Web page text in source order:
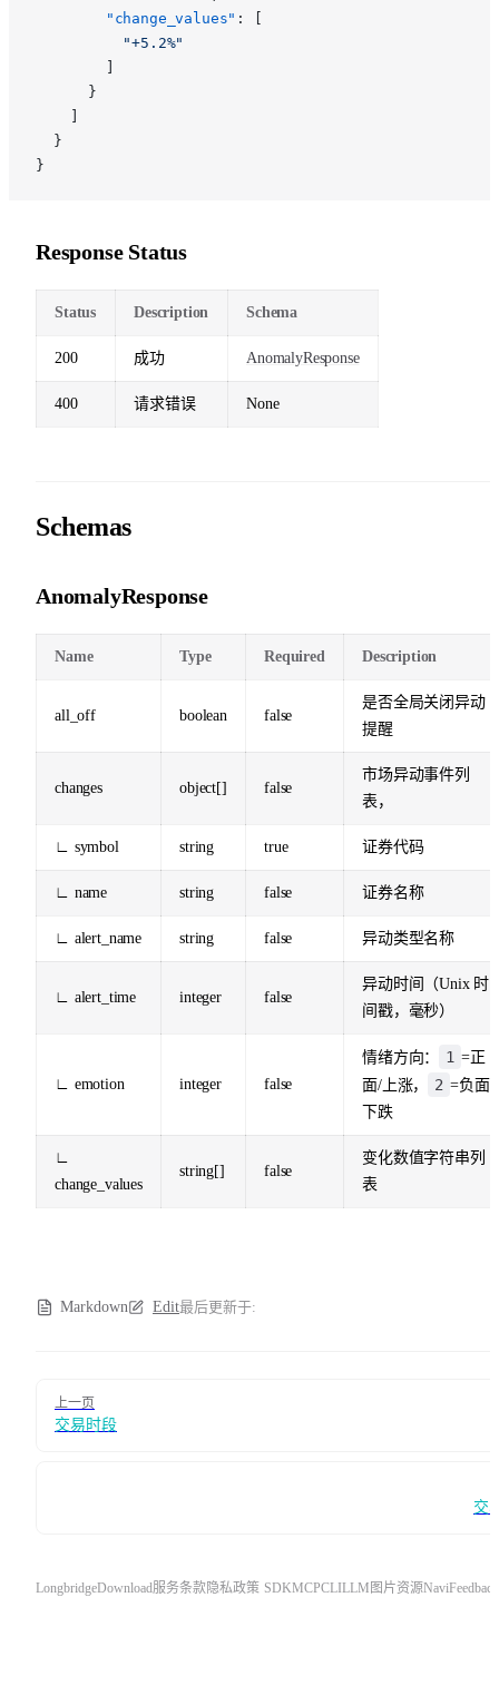
        "change_values"
: [
          "+5.2%"
        ]
      }
    ]
  }
}
Response Status
Status Description Schema
200 成功 AnomalyResponse
400 请求错误 None
Schemas
AnomalyResponse
Name Type Required Description
all_off boolean false
是否全局关闭异动
提醒
changes object[] false
市场异动事件列
表，
∟ symbol string true 证券代码
∟ name string false 证券名称
∟ alert_name string false 异动类型名称
∟ alert_time integer false
异动时间（Unix 时
间戳，毫秒）
∟ emotion integer false
情绪方向： 1 =正
面/上涨，
2 =负面/
下跌
∟
change_values
string[] false
变化数值字符串列
表
Markdown Edit最后更新于:
上一页
交易时段
交
LongbridgeDownload 服务条款隐私政策 SDKMCPCLILLM 图片资源NaviFeedback